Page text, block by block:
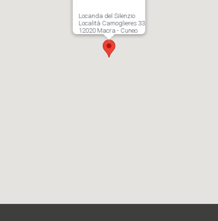
Locanda del Silenzio
Località Camoglieres 33
12020 Macra - Cuneo